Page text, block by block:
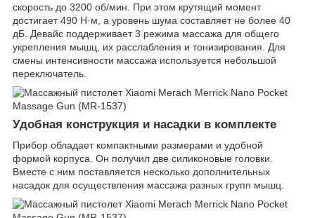
скорость до 3200 об/мин. При этом крутящий момент
достигает 490 Н·м, а уровень шума составляет не более 40
дБ. Девайс поддерживает 3 режима массажа для общего
укрепления мышц, их расслабления и тонизирования. Для
смены интенсивности массажа используется небольшой
переключатель.
Удобная конструкция и насадки в комплекте
Прибор обладает компактными размерами и удобной
формой корпуса. Он получил две силиконовые головки.
Вместе с ним поставляется несколько дополнительных
насадок для осуществления массажа разных групп мышц.